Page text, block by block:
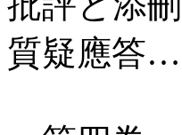
質疑應